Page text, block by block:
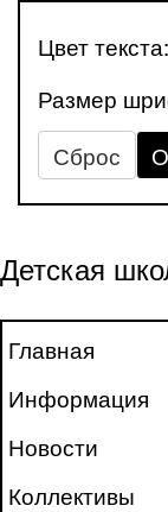
Цвет текста:
Размер
Сброс
Детская
Главная
Информация
Новости
Коллективы